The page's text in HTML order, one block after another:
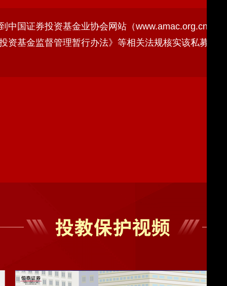
中国证券投资基金业协会网站（www.amac.org.cn）
资基金监督管理暂行办法》等相关法规核实该私募基
）首页“机构名录”栏目、中国证券业